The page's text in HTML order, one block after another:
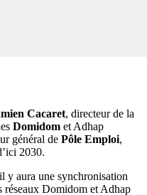
Cacaret, directeur de la
Domidom et Adhap
général de Pôle Emploi,
2030.
y aura une synchronisation
réseaux Domidom et Adhap